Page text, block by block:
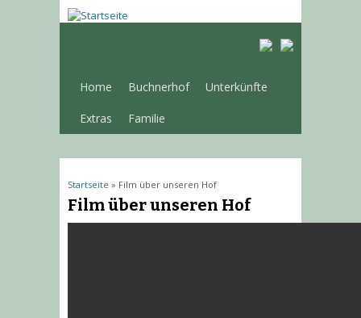
Home Buchnerhof Unterkünfte
Extras Familie
Sie sind hier
Startseite » Film über unseren Hof
Film über unseren Hof